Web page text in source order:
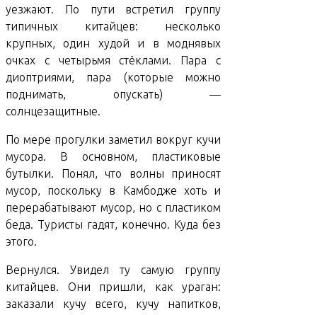
уезжают. По пути встретил группу
типичных китайцев: несколько
крупных, один худой и в моднявых
очках с четырьмя стёклами. Пара с
диоптриями, пара (которые можно
поднимать, опускать) —
солнцезащитные.
По мере прогулки заметил вокруг кучи
мусора. В основном, пластиковые
бутылки. Понял, что волны приносят
мусор, поскольку в Камбодже хоть и
перерабатывают мусор, но с пластиком
беда. Туристы гадят, конечно. Куда без
этого.
Вернулся. Увидел ту самую группу
китайцев. Они пришли, как ураган:
заказали кучу всего, кучу напитков,